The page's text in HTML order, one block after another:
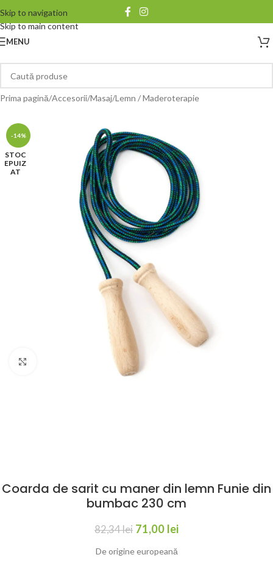
Skip to navigation
Skip to main content
MENU
Prima pagină/Accesorii/Masaj/Lemn / Maderoterapie
-14%
STOC
EPUIZ
AT
Coarda de sarit cu maner din lemn Funie din
bumbac 230 cm
82,34lei 71,00 lei
De origine europeană